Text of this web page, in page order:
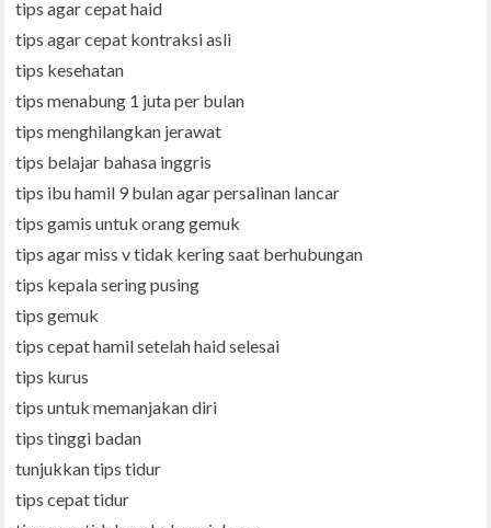
tips agar cepat haid
tips agar cepat kontraksi asli
tips kesehatan
tips menabung 1 juta per bulan
tips menghilangkan jerawat
tips belajar bahasa inggris
tips ibu hamil 9 bulan agar persalinan lancar
tips gamis untuk orang gemuk
tips agar miss v tidak kering saat berhubungan
tips kepala sering pusing
tips gemuk
tips cepat hamil setelah haid selesai
tips kurus
tips untuk memanjakan diri
tips tinggi badan
tunjukkan tips tidur
tips cepat tidur